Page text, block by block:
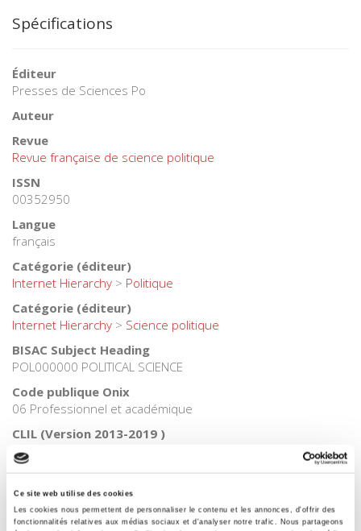
Ce site web utilise des cookies
Les cookies nous permettent de personnaliser le contenu et les annonces, d'offrir des
fonctionnalités relatives aux médias sociaux et d'analyser notre trafic. Nous partageons
Spécifications
Éditeur
Presses de Sciences Po
Auteur
Revue
Revue française de science politique
ISSN
00352950
Langue
français
Catégorie (éditeur)
Internet Hierarchy > Politique
Catégorie (éditeur)
Internet Hierarchy > Science politique
BISAC Subject Heading
POL000000 POLITICAL SCIENCE
Code publique Onix
06 Professionnel et académique
CLIL (Version 2013-2019 )
3283 SCIENCES POLITIQUES
Date de première publication du titre
19 novembre 2013
Code Identifiant de classement sujet